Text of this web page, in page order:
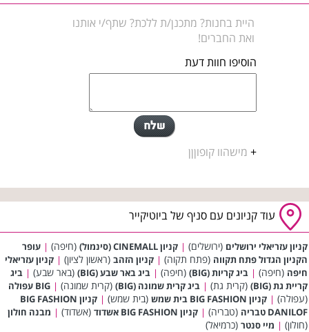
היית בחנות? מתכנן/ת ללכת? שתף/י אותנו
ואת החברים!
הוסיפו חוות דעת
+ מישהוו קופוןןן
עוד קניונים עם סניף של ביוטיקייר
קניון עזריאלי ירושלים (ירושלים) | קניון CINEMALL (סינמול) (חיפה) | עופר
הקניון הגדול פתח תקווה (פתח תקוה) | קניון הזהב (ראשון לציון) | קניון עזריאלי
חיפה (חיפה) | ביג קריות (BIG) (חיפה) | ביג באר שבע (BIG) (באר שבע) | ביג
קריית גת (BIG)
(קרית גת) | ביג קרית שמונה (BIG) (קרית שמונה) | BIG עפולה
(עפולה) | קניון BIG FASHION בית שמש (בית שמש) |
קניון BIG FASHION
DANILOF טבריה
(טבריה) | קניון BIG FASHION אשדוד (אשדוד) | מבנה חולון
(חולון) | מיי סנטר (כרמיאל)